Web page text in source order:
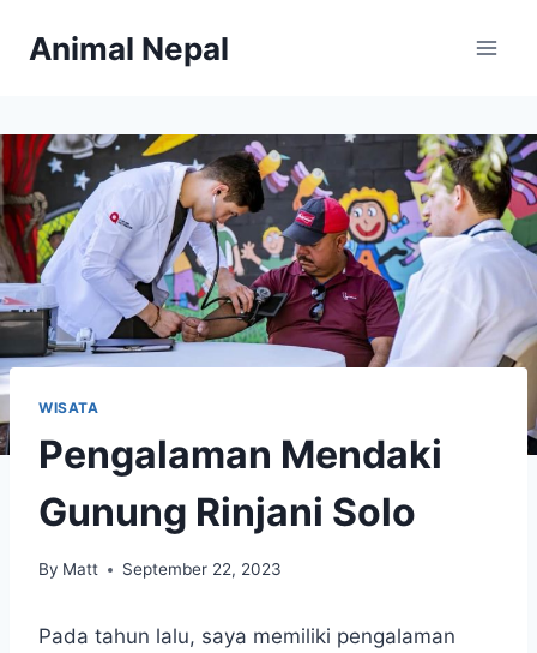
Animal Nepal
WISATA
Pengalaman Mendaki
Gunung Rinjani Solo
By Matt September 22, 2023
Pada tahun lalu, saya memiliki pengalaman